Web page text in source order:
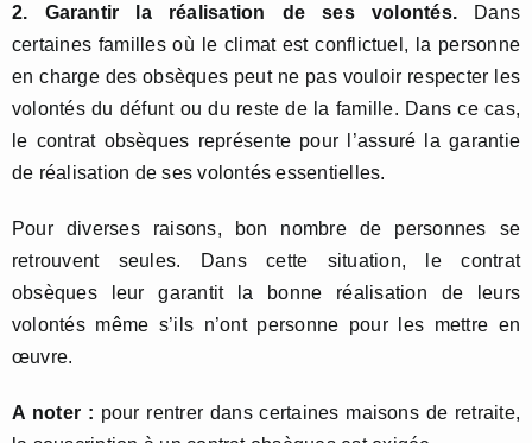
2. Garantir la réalisation de ses volontés.
Dans
certaines familles où le climat est conflictuel, la personne
en charge des obsèques peut ne pas vouloir respecter les
volontés du défunt ou du reste de la famille. Dans ce cas,
le contrat obsèques représente pour l’assuré la garantie
de réalisation de ses volontés essentielles.
Pour diverses raisons, bon nombre de personnes se
retrouvent seules. Dans cette situation, le contrat
obsèques leur garantit la bonne réalisation de leurs
volontés même s’ils n’ont personne pour les mettre en
œuvre.
A noter : pour rentrer dans certaines maisons de retraite,